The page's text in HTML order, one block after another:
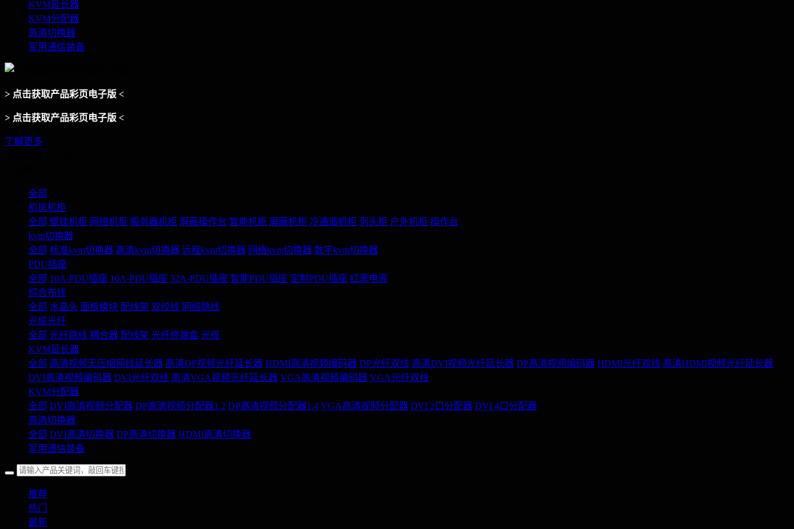
KVM延长器
KVM分配器
高清切换器
军用通信装备
> 点击获取产品彩页电子版 <
> 点击获取产品彩页电子版 <
了解更多
全部
机房机柜
全部 壁挂机柜 网络机柜 服务器机柜 屏蔽操作台 智能机柜 屏蔽机柜 冷通道机柜 列头柜 户外机柜 操作台
kvm切换器
全部 标准kvm切换器 高清kvm切换器 远程kvm切换器 网络kvm切换器 数字kvm切换器
PDU插座
全部 10A-PDU插座 16A-PDU插座 32A-PDU插座 智能PDU插座 定制PDU插座 红黑电源
综合布线
全部 水晶头 面板模块 配线架 双绞线 网络跳线
光缆光纤
全部 光纤跳线 耦合器 配线架 光纤终端盒 光缆
KVM延长器
全部 高清视频无压缩网线延长器 高清DP视频光纤延长器 HDMI高清视频编码器 DP光纤双线 高清DVI视频光纤延长器 DP高清视频编码器 HDMI光纤双线 高清HDMI视频光纤延长器
DVI高清视频编码器 DVI光纤双线 高清VGA视频光纤延长器 VGA高清视频编码器 VGA光纤双线
KVM分配器
全部 DVI高清视频分配器 DP高清视频分配器1.2 DP高清视频分配器1.4 VGA高清视频分配器 DVI 2口分配器 DVI 4口分配器
高清切换器
全部 DVI高清切换器 DP高清切换器 HDMI高清切换器
军用通信装备
推荐
热门
最新